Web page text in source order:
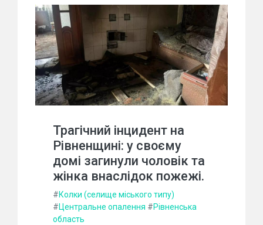
Трагічний інцидент на
Рівненщині: у своєму
домі загинули чоловік та
жінка внаслідок пожежі.
#Колки (селище міського типу)
#Центральне опалення #Рівненська
область